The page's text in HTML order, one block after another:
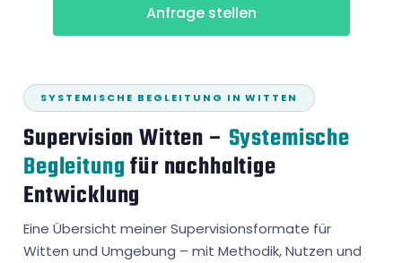
Anfrage stellen
SYSTEMISCHE BEGLEITUNG IN WITTEN
Supervision Witten – Systemische
Begleitungfür nachhaltige
Entwicklung
Eine Übersicht meiner Supervisionsformate für
Witten und Umgebung – mit Methodik, Nutzen und